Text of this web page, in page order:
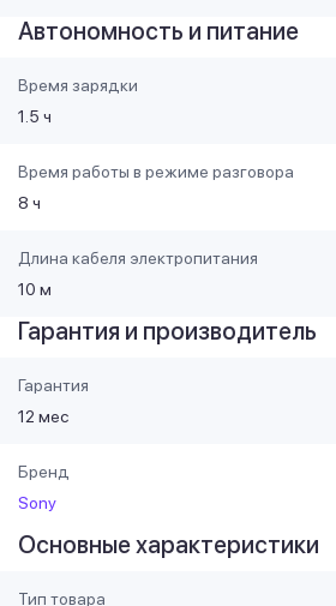
Автономность и питание
Время зарядки
1.5 ч
Время работы в режиме разговора
8 ч
Длина кабеля электропитания
10 м
Гарантия и производитель
Гарантия
12 мес
Бренд
Sony
Основные характеристики
Тип товара